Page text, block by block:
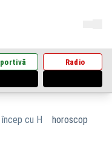
Radio
cu H horoscop